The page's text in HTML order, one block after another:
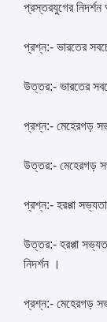
প্রস্তরযুগের
প্রশ্ন:- ভারতের
উত্তর:- ভারতের
প্রশ্ন:- মেহেরগড়
উত্তর:- মেহেরগড়
প্রশ্ন:- হরপ্পা
উত্তর:- হরপ্পা
নিদর্শন ।
প্রশ্ন:- মেহেরগড়